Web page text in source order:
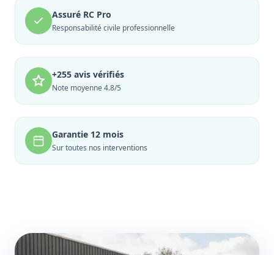
Assuré RC Pro
Responsabilité civile professionnelle
+255 avis vérifiés
Note moyenne 4.8/5
Garantie 12 mois
Sur toutes nos interventions